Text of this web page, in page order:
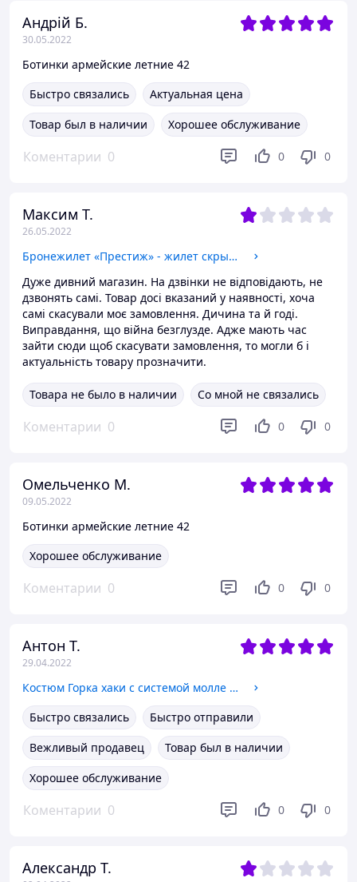
Андрій Б.
30.05.2022
Ботинки армейские летние 42
Быстро связались
Актуальная цена
Товар был в наличии
Хорошее обслуживание
Коментарии 0 0 0
Максим Т.
26.05.2022
Бронежилет «Престиж» - жилет скрытого ношения бизнес класса
Дуже дивний магазин. На дзвінки не відповідають, не
дзвонять самі. Товар досі вказаний у наявності, хоча
самі скасували моє замовлення. Дичина та й годі.
Виправдання, що війна безглузде. Адже мають час
зайти сюди щоб скасувати замовлення, то могли б і
актуальність товару прозначити.
Товара не было в наличии Со мной не связались
Коментарии 0 0 0
Омельченко М.
09.05.2022
Ботинки армейские летние 42
Хорошее обслуживание
Коментарии 0 0 0
Антон Т.
29.04.2022
Костюм Горка хаки с системой молле (Molle)
Быстро связались
Быстро отправили
Вежливый продавец
Товар был в наличии
Хорошее обслуживание
Коментарии 0 0 0
Александр Т.